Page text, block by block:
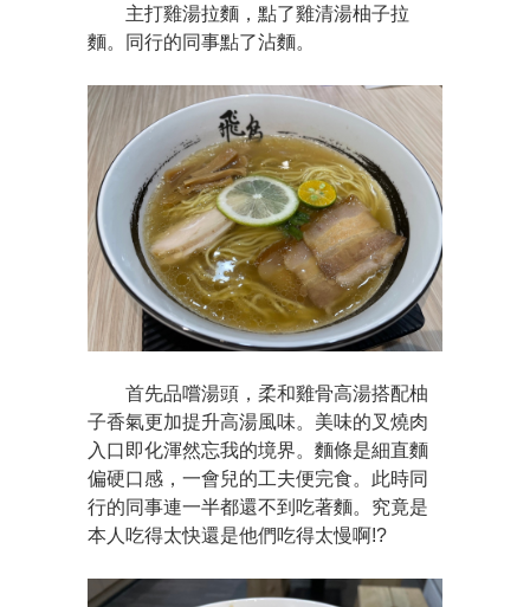
主打雞湯拉麵，點了雞清湯柚子拉
麵。同行的同事點了沾麵。
首先品嚐湯頭，柔和雞骨高湯搭配柚
子香氣更加提升高湯風味。美味的叉燒肉
入口即化渾然忘我的境界。麵條是細直麵
偏硬口感，一會兒的工夫便完食。此時同
行的同事連一半都還不到吃著麵。究竟是
本人吃得太快還是他們吃得太慢啊!?